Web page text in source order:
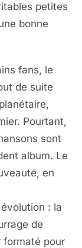
petites
bonne
fans, le
de suite
Pourtant,
sont
album. Le
en
: la
de
formaté pour